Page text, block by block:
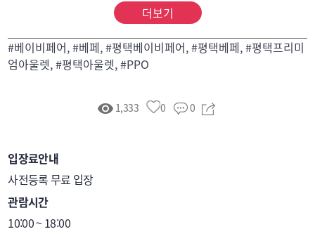
더보기
#베이비페어, #베페, #평택베이비페어, #평택베페, #평택프리미
엄아울렛, #평택아울렛, #PPO
1,333 0 0
입장료안내
사전등록 무료 입장
관람시간
10:00 ~ 18:00